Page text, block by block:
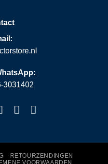
3031402
RETOURZENDINGEN
VOORWAARDEN